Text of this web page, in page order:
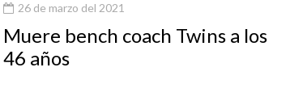
26 de marzo del 2021
Muere bench coach Twins a los
46 años